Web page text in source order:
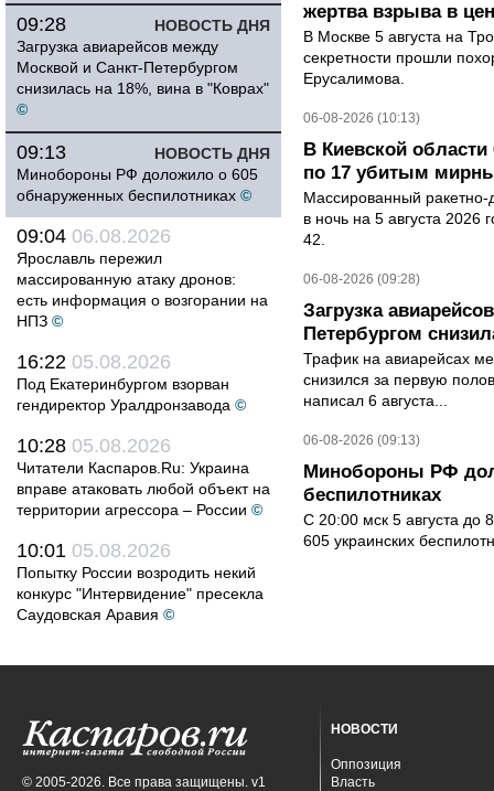
НОВОСТЬ ДНЯ
09:28
Загрузка авиарейсов между
Москвой и Санкт-Петербургом
снизилась на 18%, вина в "Коврах"
©
НОВОСТЬ ДНЯ
09:13
Минобороны РФ доложило о 605
обнаруженных беспилотниках ©
09:04 06.08.2026
Ярославль пережил
массированную атаку дронов:
есть информация о возгорании на
НПЗ ©
16:22 05.08.2026
Под Екатеринбургом взорван
гендиректор Уралдронзавода ©
10:28 05.08.2026
Читатели Каспаров.Ru: Украина
вправе атаковать любой объект на
территории агрессора – России ©
10:01 05.08.2026
Попытку России возродить некий
конкурс "Интервидение" пресекла
Саудовская Аравия ©
жертва взрыва в
В Москве 5 августа на
секретности прошли
Ерусалимова.
06-08-2026 (10:13)
В Киевской
по 17 убитым
Массированный ракетно-
в ночь на 5 августа 2026
42.
06-08-2026 (09:28)
Загрузка
Петербургом
Трафик на авиарейсах
снизился за первую
написал 6 августа...
06-08-2026 (09:13)
Минобороны РФ
беспилотниках
С 20:00 мск 5 августа до
605 украинских
© 2005-2026. Все права защищены. v1
НОВОСТИ
Оппозиция
Власть